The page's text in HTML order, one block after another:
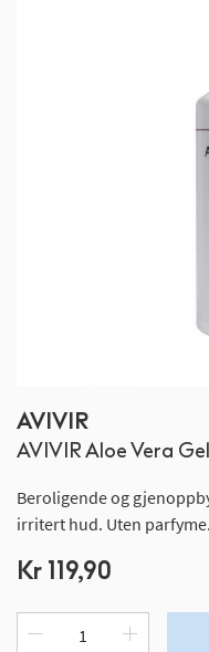
AVIVIR
AVIVIR Aloe Vera
Beroligende og
irritert hud. Uten parfyme.
Kr 119,90
til
begynnelsen
bildegalleri